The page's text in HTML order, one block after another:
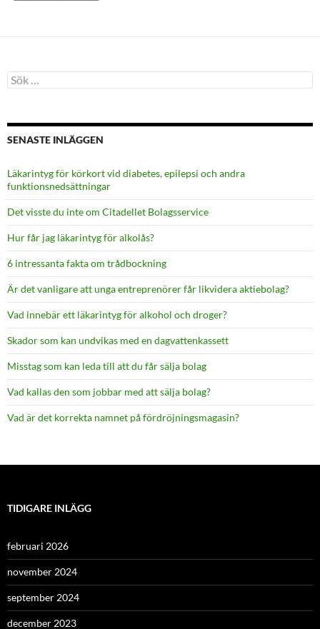
Sök
efter:
SENASTE INLÄGGEN
Läkarintyg för körkort vid diabetes, epilepsi och andra
funktionsnedsättningar
Det visste du inte om Citadellet Bolagsservice
Hur får jag läkarintyg för alkolås?
6 intressanta fakta om trådbockning
Är det vanligare att unga entreprenörer får likvidera aktiebolag?
Vad innebär ett läkarintyg för alkohol och droger?
Skador som kan undvikas med en dagvattenkassett
Misstag som kan leda till att du får sälja bolag
Vad kallas den som jobbar med att sälja bolag?
Vad är det korrekta namnet på fördröjningsmagasin?
TIDIGARE INLÄGG
februari 2026
november 2024
september 2024
december 2023